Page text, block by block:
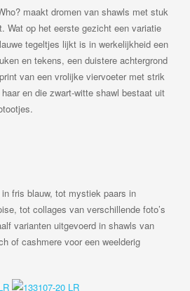
maakt dromen van shawls met stuk
Wat op het eerste gezicht een variatie
tegeltjes lijkt is in werkelijkheid een
en tekens, een duistere achtergrond
van een vrolijke viervoeter met strik
en die zwart-witte shawl bestaat uit
fris blauw, tot mystiek paars in
tot collages van verschillende foto’s
varianten uitgevoerd in shawls van
of cashmere voor een weelderig